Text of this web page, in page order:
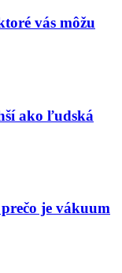
vás môžu
ako ľudská
je vákuum